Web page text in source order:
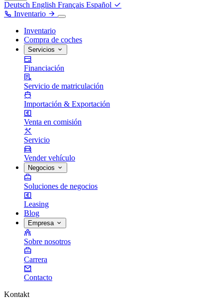
Deutsch English Français Español
Inventario
Inventario
Compra de coches
Servicios
Financiación
Servicio de matriculación
Importación & Exportación
Venta en comisión
Servicio
Vender vehículo
Negocios
Soluciones de negocios
Leasing
Blog
Empresa
Sobre nosotros
Carrera
Contacto
Kontakt